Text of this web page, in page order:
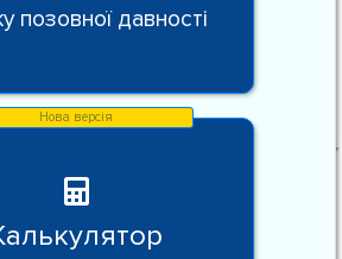
позовної давності